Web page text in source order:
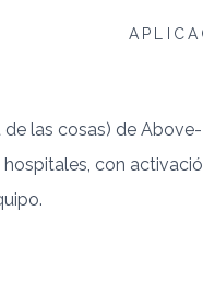
de las cosas) de
con